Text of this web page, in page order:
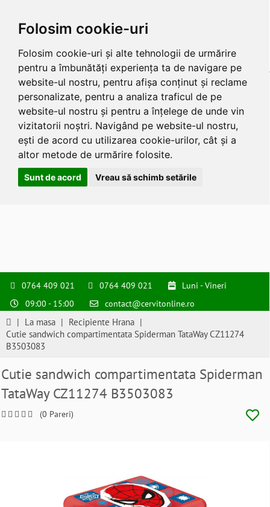
Folosim cookie-uri
Folosim cookie-uri și alte tehnologii de urmărire
pentru a îmbunătăți experiența ta de navigare pe
website-ul nostru, pentru afișa conținut și reclame
personalizate, pentru a analiza traficul de pe
website-ul nostru și pentru a înțelege de unde vin
vizitatorii noștri. Navigând pe website-ul nostru,
ești de acord cu utilizarea cookie-urilor, cât și a
altor metode de urmărire folosite.
Sunt de acord Vreau să schimb setările
0764 409 021 0764 409 021
Luni - Vineri
09:00 - 15:00
contact@cervitonline.ro
| La masa | Recipiente Hrana |
Cutie sandwich compartimentata Spiderman TataWay CZ11274
B3503083
Cutie sandwich compartimentata Spiderman
TataWay CZ11274 B3503083
(0 Pareri)